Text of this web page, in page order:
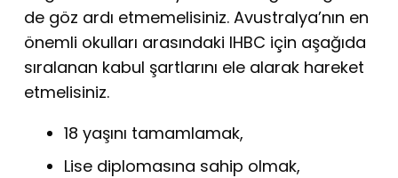
de göz ardı etmemelisiniz. Avustralya’nın en
önemli okulları arasındaki IHBC için aşağıda
sıralanan kabul şartlarını ele alarak hareket
etmelisiniz.
18 yaşını tamamlamak,
Lise diplomasına sahip olmak,